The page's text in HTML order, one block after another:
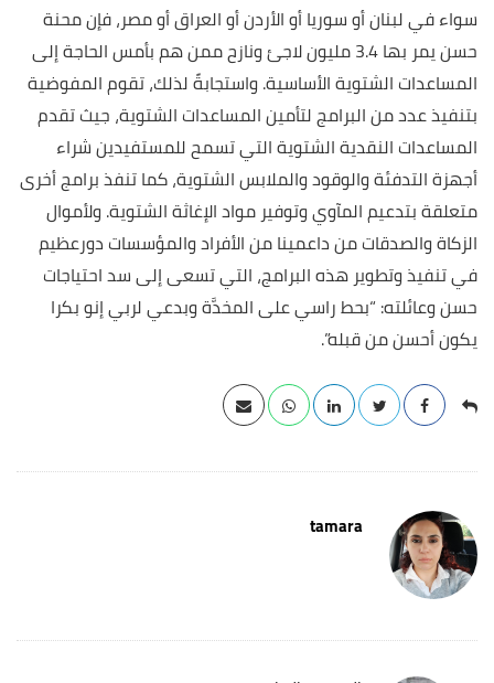
سواء في لبنان أو سوريا أو الأردن أو العراق أو مصر، فإن محنة
حسن يمر بها 3.4 مليون لاجئ ونازح ممن هم بأمس الحاجة إلى
المساعدات الشتوية الأساسية. واستجابةً لذلك، تقوم المفوضية
بتنفيذ عدد من البرامج لتأمين المساعدات الشتوية، جيث تقدم
المساعدات النقدية الشتوية التي تسمح للمستفيدين شراء
أجهزة التدفئة والوقود والملابس الشتوية، كما تنفذ برامج أخرى
متعلقة بتدعيم المآوي وتوفير مواد الإغاثة الشتوية. ولأموال
الزكاة والصدقات من داعمينا من الأفراد والمؤسسات دورعظيم
في تنفيذ وتطوير هذه البرامج، التي تسعى إلى سد احتياجات
حسن وعائلته: “بحط راسي على المخدَّة وبدعي لربي إنو بكرا
يكون أحسن من قبله”.
tamara